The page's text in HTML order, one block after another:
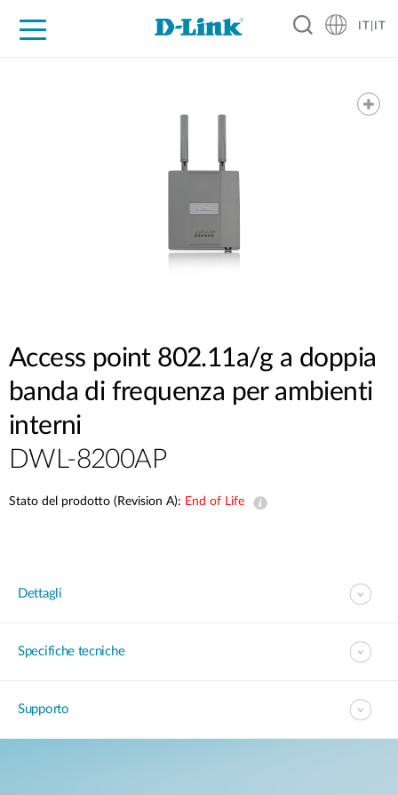
IT|IT
Access point 802.11a/g a doppia
banda di frequenza per ambienti
interni
DWL-8200AP
Stato del prodotto (Revision A): End of Life
Dettagli
Specifiche tecniche
Supporto